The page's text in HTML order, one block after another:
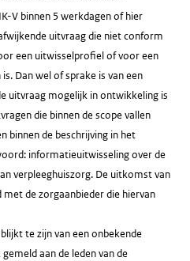
V binnen 5 werkdagen of hier
uitvraag die niet conform
een uitwisselprofiel of voor een
Dan wel of sprake is van een
uitvraag mogelijk in ontwikkeling is
die binnen de scope vallen
binnen de beschrijving in het
informatieuitwisseling over de
verpleeghuiszorg. De uitkomst van
de zorgaanbieder die hiervan
te zijn van een onbekende
aan de leden van de